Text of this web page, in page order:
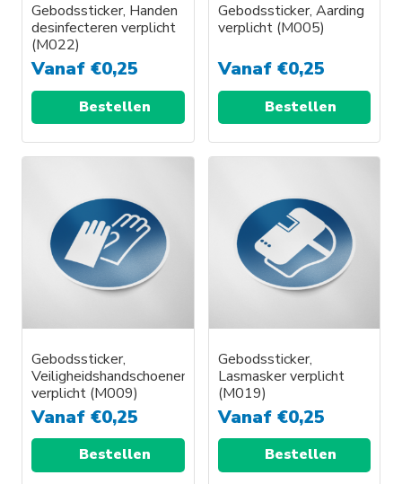
Gebodssticker, Handen
desinfecteren verplicht
(M022)
Vanaf €0,25
Bestellen
Gebodssticker, Aarding
verplicht (M005)
Vanaf €0,25
Bestellen
Gebodssticker,
Veiligheidshandschoenen
verplicht (M009)
Vanaf €0,25
Bestellen
Gebodssticker,
Lasmasker verplicht
(M019)
Vanaf €0,25
Bestellen